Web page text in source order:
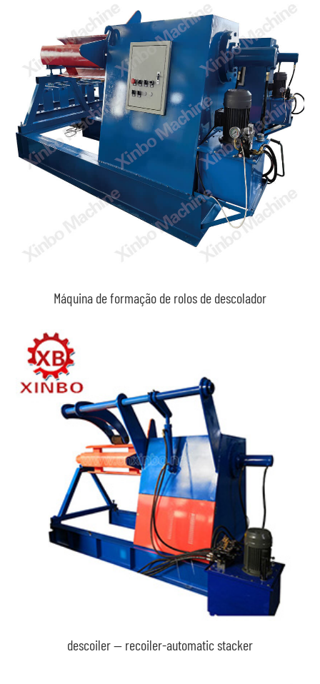
Máquina de formação de rolos de descolador
descoiler -- recoiler-automatic stacker